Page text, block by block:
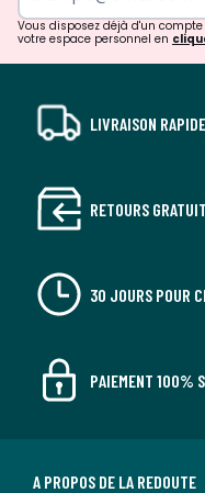
Vous disposez déjà d'un
votre espace personnel en
LIVRAISON
RETOURS
30 JOURS POUR
PAIEMENT 100%
A PROPOS DE LA REDOUTE